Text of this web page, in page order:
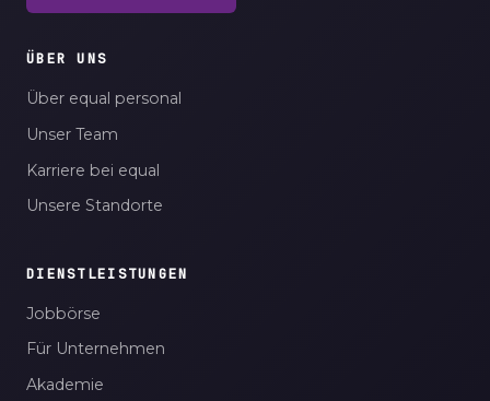
ÜBER UNS
Über equal personal
Unser Team
Karriere bei equal
Unsere Standorte
DIENSTLEISTUNGEN
Jobbörse
Für Unternehmen
Akademie